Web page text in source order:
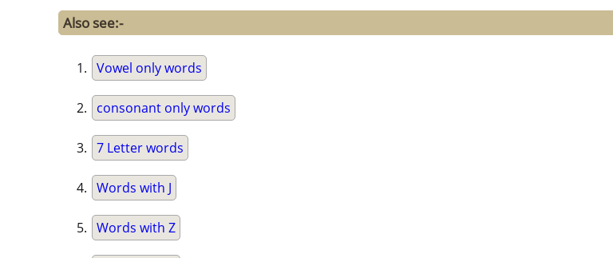
Also see:-
Vowel only words
consonant only words
7 Letter words
Words with J
Words with Z